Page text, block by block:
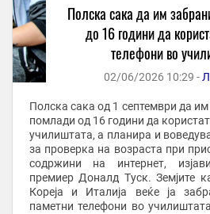
Полска сака да им
до 16 години да
телефони во
02/06/2026 10:29 -
Полска сака од 1 септември да
помлади од 16 години да
училиштата, а планира и
за проверка на возраста при
содржини на интернет,
премиер Доналд Туск. Земјите
Кореја и Италија веќе ја
паметни телефони во